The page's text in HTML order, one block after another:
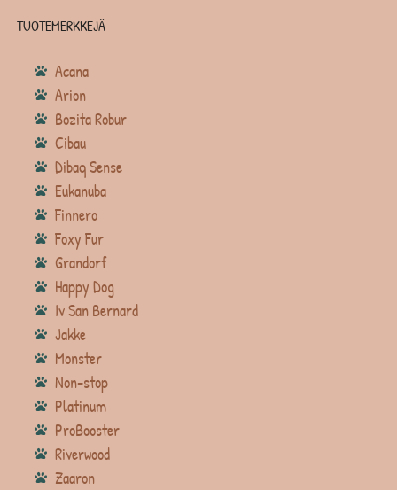
TUOTEMERKKEJÄ
Acana
Arion
Bozita Robur
Cibau
Dibaq Sense
Eukanuba
Finnero
Foxy Fur
Grandorf
Happy Dog
Iv San Bernard
Jakke
Monster
Non-stop
Platinum
ProBooster
Riverwood
Zaaron